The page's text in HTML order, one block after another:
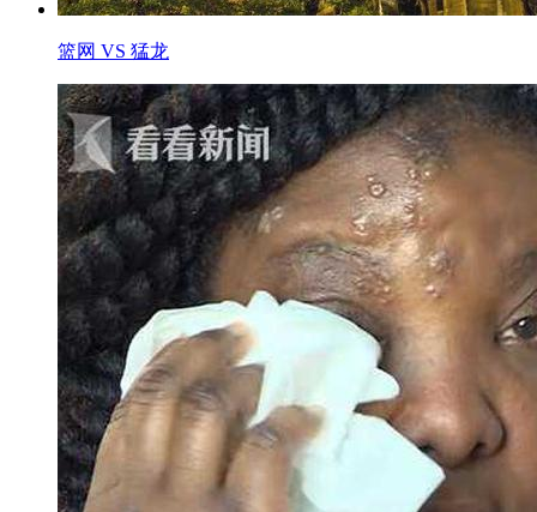
篮网 VS 猛龙